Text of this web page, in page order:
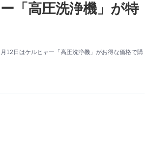
「高圧洗浄機」が特
12日はケルヒャー「高圧洗浄機」がお得な価格で購